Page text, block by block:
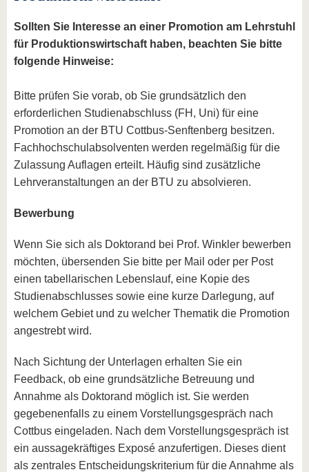
Sollten Sie Interesse an einer Promotion am Lehrstuhl
für Produktionswirtschaft haben, beachten Sie bitte
folgende Hinweise:
Bitte prüfen Sie vorab, ob Sie grundsätzlich den
erforderlichen Studienabschluss (FH, Uni) für eine
Promotion an der BTU Cottbus-Senftenberg besitzen.
Fachhochschulabsolventen werden regelmäßig für die
Zulassung Auflagen erteilt. Häufig sind zusätzliche
Lehrveranstaltungen an der BTU zu absolvieren.
Bewerbung
Wenn Sie sich als Doktorand bei Prof. Winkler bewerben
möchten, übersenden Sie bitte per Mail oder per Post
einen tabellarischen Lebenslauf, eine Kopie des
Studienabschlusses sowie eine kurze Darlegung, auf
welchem Gebiet und zu welcher Thematik die Promotion
angestrebt wird.
Nach Sichtung der Unterlagen erhalten Sie ein
Feedback, ob eine grundsätzliche Betreuung und
Annahme als Doktorand möglich ist. Sie werden
gegebenenfalls zu einem Vorstellungsgespräch nach
Cottbus eingeladen. Nach dem Vorstellungsgespräch ist
ein aussagekräftiges Exposé anzufertigen. Dieses dient
als zentrales Entscheidungskriterium für die Annahme als